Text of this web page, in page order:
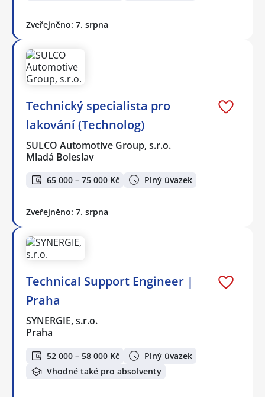
Zveřejněno: 7. srpna
Technický specialista pro
lakování (Technolog)
SULCO Automotive Group, s.r.o.
Mladá Boleslav
65 000 – 75 000 Kč Plný úvazek
Zveřejněno: 7. srpna
Technical Support Engineer |
Praha
SYNERGIE, s.r.o.
Praha
52 000 – 58 000 Kč
Plný úvazek
Vhodné také pro absolventy